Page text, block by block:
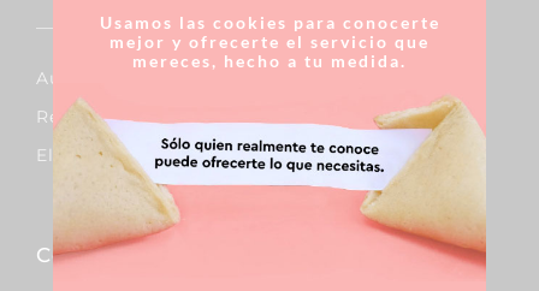
Aumento De Pecho
Reducción De Pecho
Elevación De Pecho
Corporal
Usamos las cookies para conocerte
mejor y ofrecerte el servicio que
mereces, hecho a tu medida.